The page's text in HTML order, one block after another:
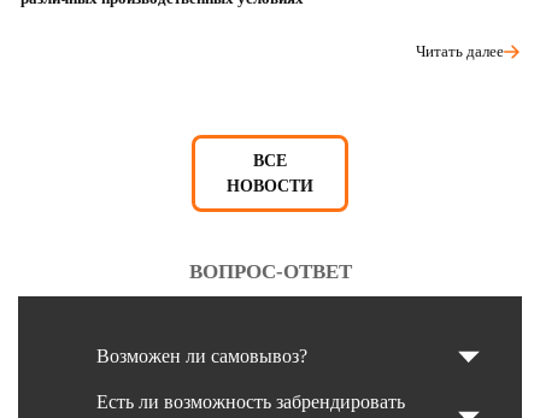
Читать далее
ВСЕ
НОВОСТИ
ВОПРОС-ОТВЕТ
Возможен ли самовывоз?
Есть ли возможность забрендировать